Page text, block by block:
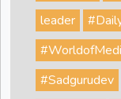
leader
#Sadgurudev